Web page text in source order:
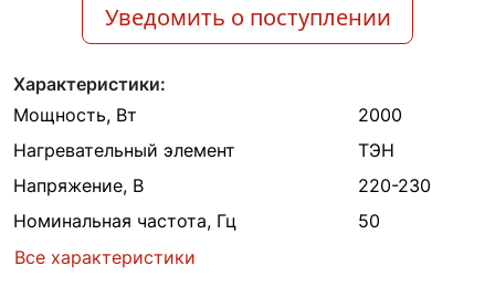
Уведомить о поступлении
Характеристики:
Мощность, Вт
2000
Нагревательный элемент
ТЭН
Напряжение, В
220-230
Номинальная частота, Гц
50
Все характеристики